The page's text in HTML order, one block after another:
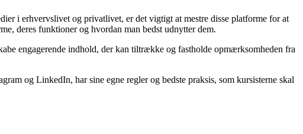
i erhvervslivet og privatlivet, er det vigtigt at mestre disse platforme for at
deres funktioner og hvordan man bedst udnytter dem.
engagerende indhold, der kan tiltrække og fastholde opmærksomheden fra
og LinkedIn, har sine egne regler og bedste praksis, som kursisterne skal